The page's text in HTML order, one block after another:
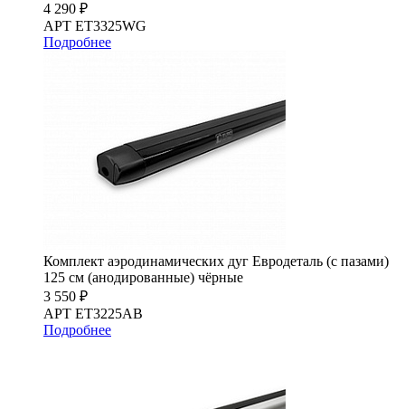
4 290 ₽
АРТ ET3325WG
Подробнее
Комплект аэродинамических дуг Евродеталь (с пазами)
125 см (анодированные) чёрные
3 550 ₽
АРТ ET3225AB
Подробнее